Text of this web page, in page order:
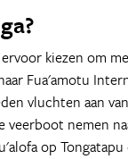
kiezen om
Fua'amotu
vluchten aan
nemen
op Tongatapu